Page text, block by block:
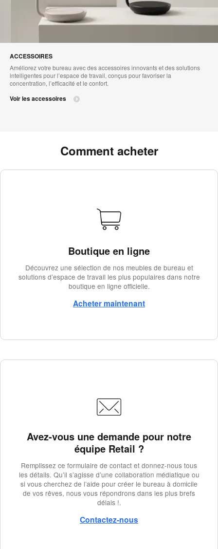
ACCESSOIRES
Améliorez votre bureau avec des accessoires innovants et des solutions
intelligentes pour l’espace de travail, conçus pour favoriser la
concentration, l’efficacité et le confort.
Voir les accessoires
Comment acheter
Boutique en ligne
Découvrez une sélection de nos meubles de bureau et
solutions d’espace de travail les plus populaires dans notre
boutique en ligne officielle.
Acheter maintenant
Avez-vous une demande pour notre
équipe Retail ?
Remplissez ce formulaire de contact et donnez-nous tous
les détails. Qu’il s’agisse d’une collaboration médiatique ou
si vous cherchez de l’aide pour créer le bureau à domicile
de vos rêves, nous vous répondrons dans les plus brefs
délais !.
Contactez-nous